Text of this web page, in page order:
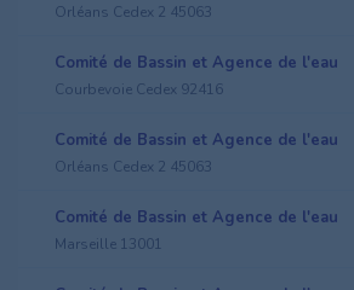
Orléans Cedex 2 45063
Comité de Bassin et Agence de l'eau
Courbevoie Cedex 92416
Comité de Bassin et Agence de l'eau
Orléans Cedex 2 45063
Comité de Bassin et Agence de l'eau
Marseille 13001